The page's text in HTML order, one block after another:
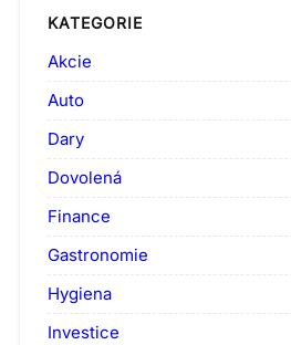
KATEGORIE
Akcie
Auto
Dary
Dovolená
Finance
Gastronomie
Hygiena
Investice